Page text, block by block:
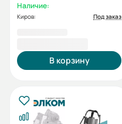
Наличие:
Киров: Под заказ
В корзину